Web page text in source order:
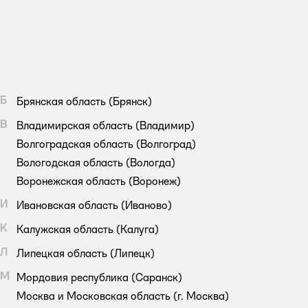
Б Брянская область (Брянск)
В
Владимирская область (Владимир)
Волгоградская область (Волгоград)
Вологодская область (Вологда)
Воронежская область (Воронеж)
И
Ивановская область (Иваново)
К
Калужская область (Калуга)
Л
Липецкая область (Липецк)
М
Мордовия республика (Саранск)
Москва и Московская область (г. Москва)